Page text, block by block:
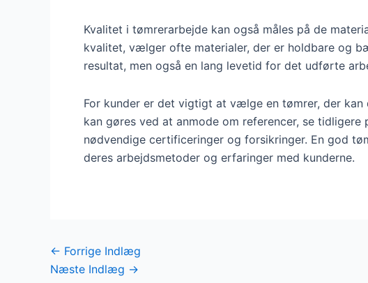
Kvalitet i tømrerarbejde kan også måles på de
kvalitet, vælger ofte materialer, der er holdbare og
resultat, men også en lang levetid for det udførte
For kunder er det vigtigt at vælge en tømrer, der
kan gøres ved at anmode om referencer, se
nødvendige certificeringer og forsikringer. En god
deres arbejdsmetoder og erfaringer med kunderne.
← Forrige Indlæg
Næste Indlæg →